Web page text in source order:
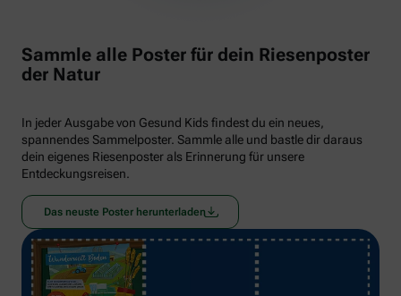
Sammle alle Poster für dein Riesenposter
der Natur
In jeder Ausgabe von Gesund Kids findest du ein neues,
spannendes Sammelposter. Sammle alle und bastle dir daraus
dein eigenes Riesenposter als Erinnerung für unsere
Entdeckungsreisen.
Das neuste Poster herunterladen